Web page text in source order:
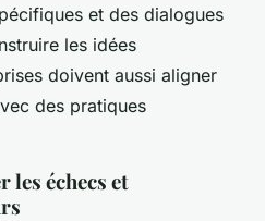
et des dialogues
les idées
doivent aussi aligner
des pratiques
les échecs et